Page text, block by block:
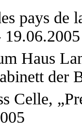
pays de
19.06.2005
Haus
der
Celle,